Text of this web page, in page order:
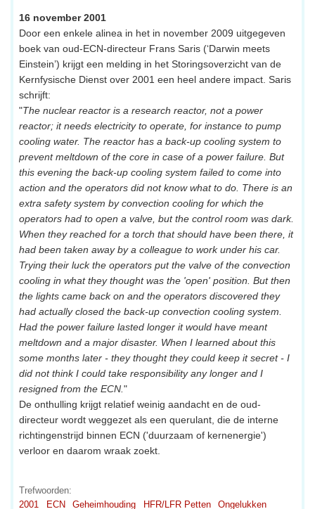
16 november 2001
Door een enkele alinea in het in november 2009 uitgegeven
boek van oud-ECN-directeur Frans Saris (‘Darwin meets
Einstein’) krijgt een melding in het Storingsoverzicht van de
Kernfysische Dienst over 2001 een heel andere impact. Saris
schrijft:
"The nuclear reactor is a research reactor, not a power
reactor; it needs electricity to operate, for instance to pump
cooling water. The reactor has a back-up cooling system to
prevent meltdown of the core in case of a power failure. But
this evening the back-up cooling system failed to come into
action and the operators did not know what to do. There is an
extra safety system by convection cooling for which the
operators had to open a valve, but the control room was dark.
When they reached for a torch that should have been there, it
had been taken away by a colleague to work under his car.
Trying their luck the operators put the valve of the convection
cooling in what they thought was the 'open' position. But then
the lights came back on and the operators discovered they
had actually closed the back-up convection cooling system.
Had the power failure lasted longer it would have meant
meltdown and a major disaster. When I learned about this
some months later - they thought they could keep it secret - I
did not think I could take responsibility any longer and I
resigned from the ECN. "
De onthulling krijgt relatief weinig aandacht en de oud-
directeur wordt weggezet als een querulant, die de interne
richtingenstrijd binnen ECN ('duurzaam of kernenergie')
verloor en daarom wraak zoekt.
Trefwoorden:
2001
ECN Geheimhouding HFR/LFR Petten Ongelukken